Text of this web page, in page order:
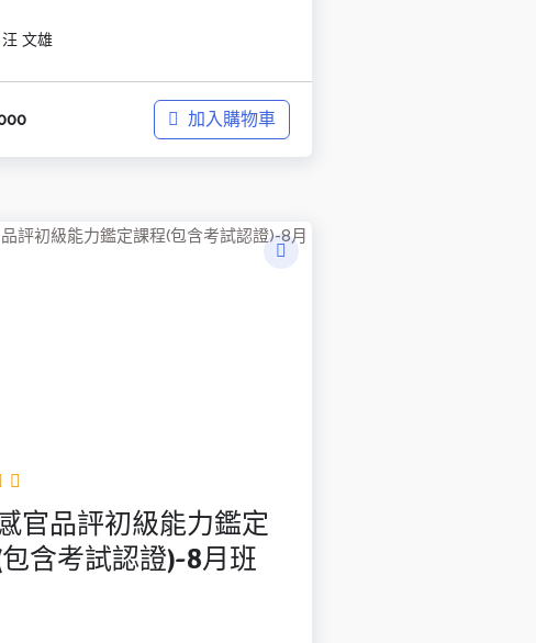
汪 文雄
加入購物車
官品評初級能力鑑定
含考試認證)-8月班